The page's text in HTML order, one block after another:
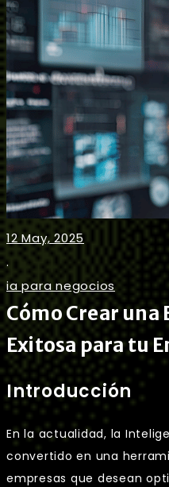
12 May, 2025
.
ia para negocios
Cómo Crear una
Exitosa para tu
Introducción
En la actualidad, la
convertido en una
empresas que desean